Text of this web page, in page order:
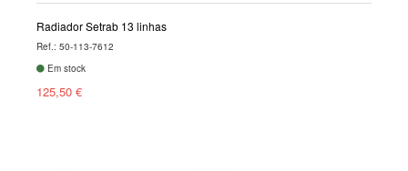
Radiador Setrab 13 linhas
Ref.: 50-113-7612
Em stock
125,50 €